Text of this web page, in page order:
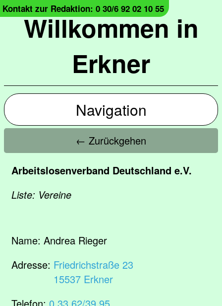
Willkommen in
Erkner
Kontakt zur Redaktion: 0 30/6 92 02 10 55
Navigation
← Zurückgehen
Arbeitslosenverband Deutschland e.V.
Liste: Vereine
Name: Andrea Rieger
Adresse: Friedrichstraße 23
15537 Erkner